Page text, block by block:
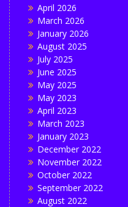
April 2026
March 2026
January 2026
August 2025
July 2025
June 2025
May 2025
May 2023
April 2023
March 2023
January 2023
December 2022
November 2022
October 2022
September 2022
August 2022